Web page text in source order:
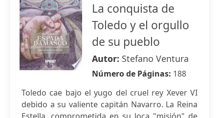
La conquista de
Toledo y el orgullo
de su pueblo
Autor: Stefano Ventura
Número de Páginas: 188
Toledo cae bajo el yugo del cruel rey Xever VI
debido a su valiente capitán Navarro. La Reina